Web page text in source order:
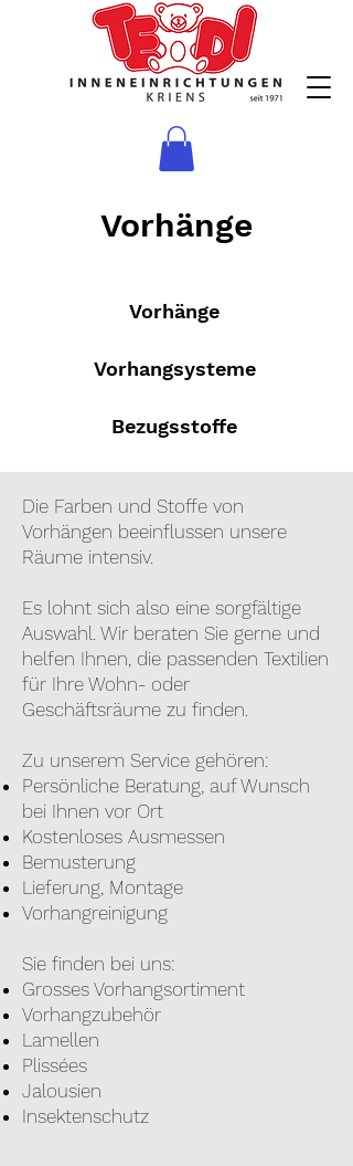
Vorhänge
Vorhänge
Vorhangsysteme
Bezugsstoffe
Die Farben und Stoffe von
Vorhängen beeinflussen unsere
Räume intensiv.
Es lohnt sich also eine sorgfältige
Auswahl. Wir beraten Sie gerne und
helfen Ihnen, die passenden Textilien
für Ihre Wohn- oder
Geschäftsräume zu finden.
Zu unserem Service gehören:
Persönliche Beratung, auf Wunsch
bei Ihnen vor Ort
Kostenloses Ausmessen
Bemusterung
Lieferung, Montage
Vorhangreinigung
Sie finden bei uns:
Grosses Vorhangsortiment
Vorhangzubehör
Lamellen
Plissées
Jalousien
Insektenschutz